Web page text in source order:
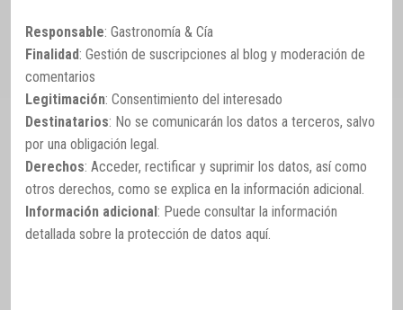
Responsable: Gastronomía & Cía
Finalidad: Gestión de suscripciones al blog y moderación de
comentarios
Legitimación: Consentimiento del interesado
Destinatarios: No se comunicarán los datos a terceros, salvo
por una obligación legal.
Derechos: Acceder, rectificar y suprimir los datos, así como
otros derechos, como se explica en la información adicional.
Información adicional: Puede consultar la información
detallada sobre la protección de datos aquí.